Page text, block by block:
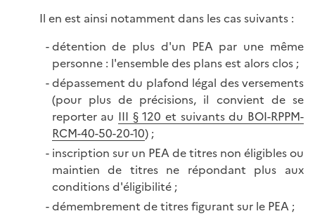
Il en est ainsi notamment dans les cas suivants :
détention de plus d'un PEA par une même
personne : l'ensemble des plans est alors clos ;
dépassement du plafond légal des versements
(pour plus de précisions, il convient de se
reporter au III § 120 et suivants du BOI-RPPM-
RCM-40-50-20-10) ;
inscription sur un PEA de titres non éligibles ou
maintien de titres ne répondant plus aux
conditions d'éligibilité ;
démembrement de titres figurant sur le PEA ;